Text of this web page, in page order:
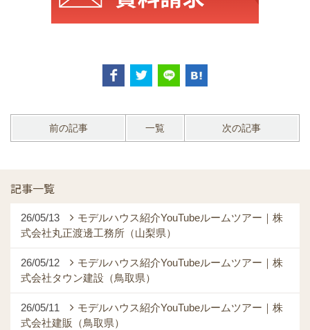
前の記事 一覧 次の記事
記事一覧
26/05/13
モデルハウス紹介YouTubeルームツアー｜株
式会社丸正渡邊工務所（山梨県）
26/05/12
モデルハウス紹介YouTubeルームツアー｜株
式会社タウン建設（鳥取県）
26/05/11
モデルハウス紹介YouTubeルームツアー｜株
式会社建販（鳥取県）